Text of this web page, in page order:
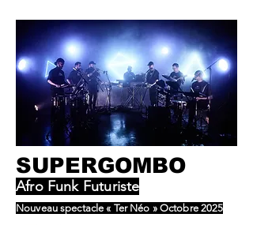
SUPERGOMBO
Afro Funk Futuriste
Nouveau spectacle « Ter Néo » Octobre 2025